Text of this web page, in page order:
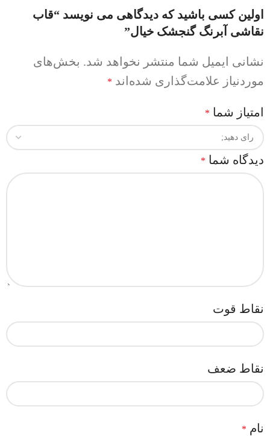
اولین کسی باشید که دیدگاهی می نویسد “قاب
نقاشی آبرنگ گنجشک خیال”
نشانی ایمیل شما منتشر نخواهد شد. بخش‌های
موردنیاز علامت‌گذاری شده‌اند *
امتیاز شما *
دیدگاه شما *
نقاط قوت
نقاط ضعف
نام *